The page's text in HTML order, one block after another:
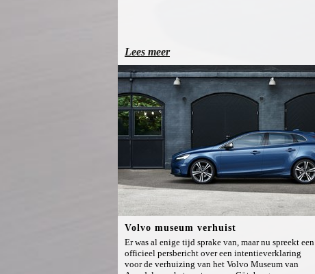
Lees meer
Volvo museum verhuist
Er was al enige tijd sprake van, maar nu spreekt een
officieel persbericht over een intentieverklaring
voor de verhuizing van het Volvo Museum van